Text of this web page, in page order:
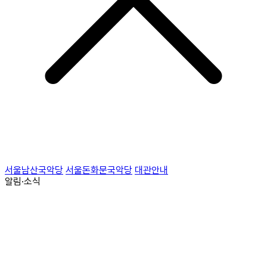
서울남산국악당 서울돈화문국악당 대관안내
알림·소식